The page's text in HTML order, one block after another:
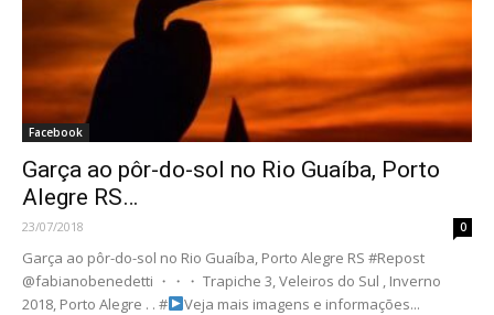
Facebook
Garça ao pôr-do-sol no Rio Guaíba, Porto
Alegre RS…
23/07/2018 0
Garça ao pôr-do-sol no Rio Guaíba, Porto Alegre RS #Repost
@fabianobenedetti ・・・ Trapiche 3, Veleiros do Sul , Inverno
2018, Porto Alegre . . #
Veja mais imagens e informações...